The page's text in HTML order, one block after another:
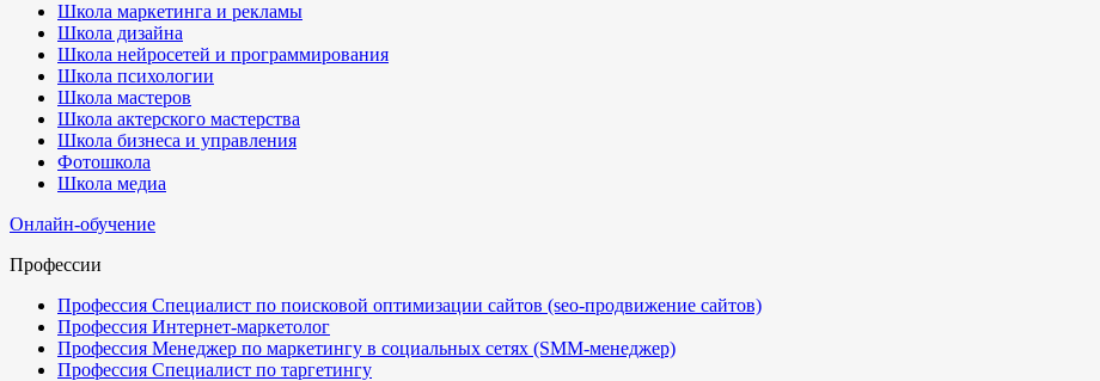
Школа маркетинга и рекламы
Школа дизайна
Школа нейросетей и программирования
Школа психологии
Школа мастеров
Школа актерского мастерства
Школа бизнеса и управления
Фотошкола
Школа медиа
Онлайн-обучение
Профессии
Профессия Специалист по поисковой оптимизации сайтов (seo-продвижение сайтов)
Профессия Интернет-маркетолог
Профессия Менеджер по маркетингу в социальных сетях (SMM-менеджер)
Профессия Специалист по таргетингу